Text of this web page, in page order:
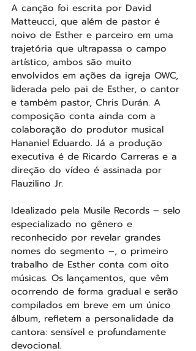
A canção foi escrita por David
Matteucci, que além de pastor é
noivo de Esther e parceiro em uma
trajetória que ultrapassa o campo
artístico, ambos são muito
envolvidos em ações da igreja OWC,
liderada pelo pai de Esther, o cantor
e também pastor, Chris Durán. A
composição conta ainda com a
colaboração do produtor musical
Hananiel Eduardo. Já a produção
executiva é de Ricardo Carreras e a
direção do vídeo é assinada por
Flauzilino Jr.
Idealizado pela Musile Records – selo
especializado no gênero e
reconhecido por revelar grandes
nomes do segmento –, o primeiro
trabalho de Esther conta com oito
músicas. Os lançamentos, que vêm
ocorrendo de forma gradual e serão
compilados em breve em um único
álbum, refletem a personalidade da
cantora: sensível e profundamente
devocional.